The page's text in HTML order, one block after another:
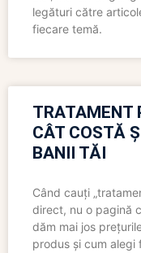
legături către
fiecare temă.
TRATAMENT
CÂT COSTĂ
BANII TĂI
Când cauți
direct, nu o pagină
dăm mai jos
produs și cum alegi